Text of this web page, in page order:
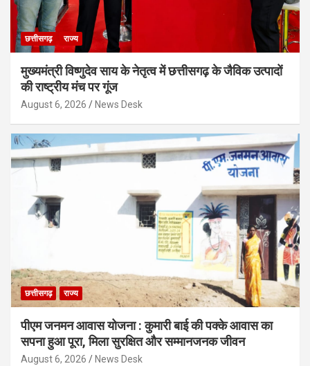
छत्तीसगढ़ राज्य
मुख्यमंत्री विष्णुदेव साय के नेतृत्व में छत्तीसगढ़ के जैविक उत्पादों
की राष्ट्रीय मंच पर गूंज
August 6, 2026 News Desk
छत्तीसगढ़ राज्य
पीएम जनमन आवास योजना : कुमारी बाई की पक्के आवास का
सपना हुआ पूरा, मिला सुरक्षित और सम्मानजनक जीवन
August 6, 2026 News Desk